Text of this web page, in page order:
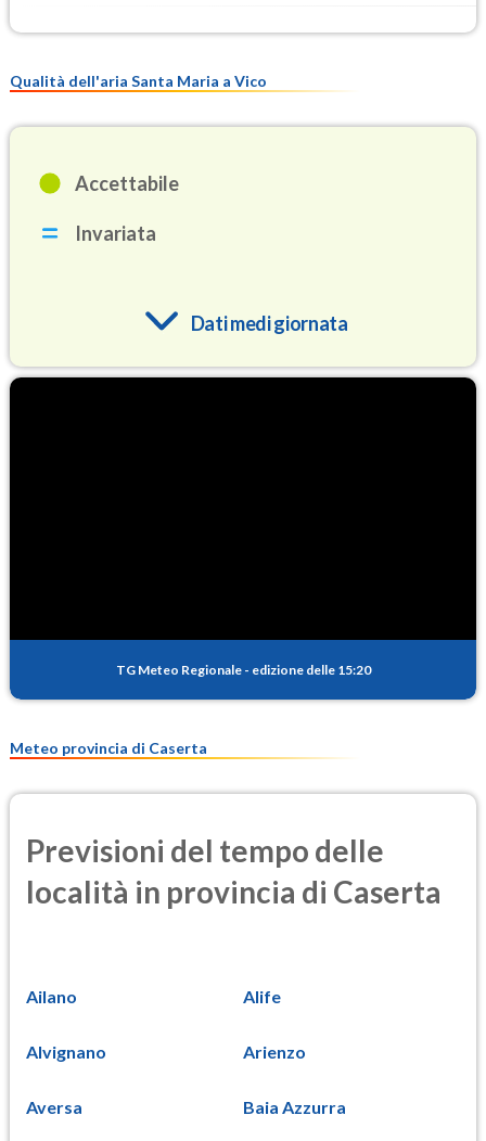
Qualità dell'aria Santa Maria a Vico
Accettabile
Invariata
Dati medi giornata
PM25
TG Meteo Regionale - edizione delle 15:20
Meteo provincia di Caserta
Previsioni del tempo delle
località in provincia di Caserta
Ailano Alife
Alvignano Arienzo
Aversa Baia Azzurra